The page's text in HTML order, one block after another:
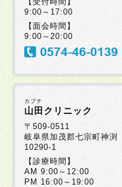
9:00～17:00
【面会時間】
9:00～20:00
カブチ
山田クリニック
〒509-0511
岐阜県加茂郡七宗町神渕
10290-1
【診療時間】
AM 9:00～12:00
PM 16:00～19:00